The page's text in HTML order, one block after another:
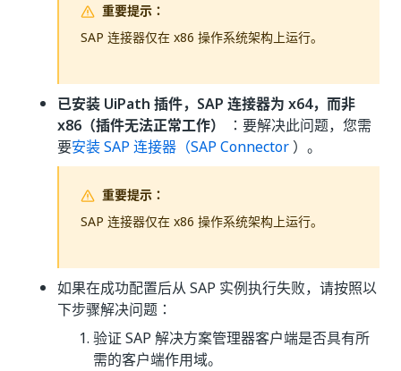
重要提示：
SAP 连接器仅在 x86 操作系统架构上运行。
已安装 UiPath 插件，SAP 连接器为 x64，而非
x86（插件无法正常工作）
：要解决此问题，您需
要安装 SAP 连接器（SAP Connector ）。
重要提示：
SAP 连接器仅在 x86 操作系统架构上运行。
如果在成功配置后从 SAP 实例执行失败，请按照以
下步骤解决问题：
验证 SAP 解决方案管理器客户端是否具有所
需的客户端作用域。